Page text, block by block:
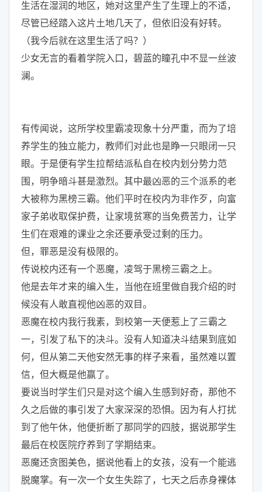
生活在湿润的地区，她对这里产生了生理上的不适，
尽管已经踏入这片土地几天了，但依旧没有好转。
（我今后就在这里生活了吗？）
少女无言的看着学院入口，碧蓝的瞳孔中不显一丝波
澜。
有传闻说，这所学校里霸凌现象十分严重，而为了培
养学生的独立能力，教师们对此也是睁一只眼闭一只
眼。于是便有学生拉帮结派私自在校内划分势力范
围，明争暗斗甚是激烈。其中最凶恶的三个派系的老
大被称为黑榜三霸。他们平时在校内为非作歹，向富
家子弟收取保护费，让家境贫寒的当免费苦力，让学
生们在艰难的课业之余还要承受过剩的压力。
但，罪恶是没有极限的。
传说校内还有一个恶魔，凌驾于黑榜三霸之上。
他是去年才来的编入生，当他在班里做自我介绍的时
候没有人敢直视他凶恶的双目。
恶魔在校内我行我素，到校第一天便惹上了三霸之
一，引发了私下的决斗。没有人知道决斗结果到底如
何，但从第二天他安然无事的样子来看，虽然难以置
信，但大概是他赢了。
要说当时学生们只是对这个编入生感到好奇，那他不
久之后做的事引发了大家深深的恐惧。因为有人打扰
到了他午休，他便折断了那同学的四肢，据说那学生
最后在校医院疗养到了学期结束。
恶魔还贪图美色，据说他看上的女孩，没有一个能逃
脱魔掌。有一次一个女生失踪了，七天之后赤身裸体